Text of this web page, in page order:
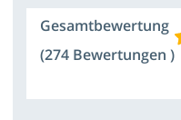
Gesamtbewertung
(274 Bewertungen )